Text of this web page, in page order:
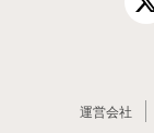
運営会社